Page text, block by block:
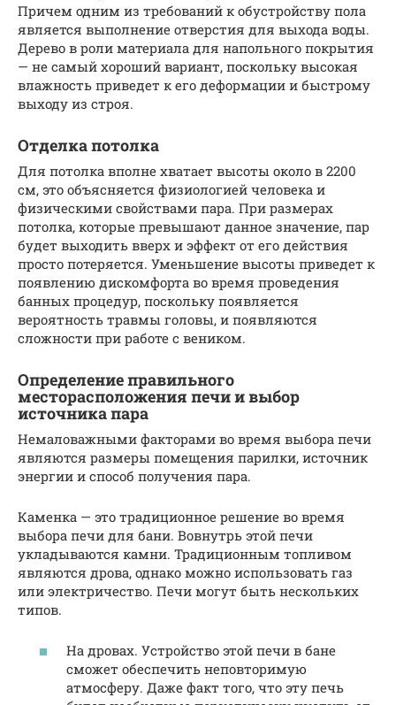
Причем одним из требований к обустройству пола
является выполнение отверстия для выхода воды.
Дерево в роли материала для напольного покрытия
— не самый хороший вариант, поскольку высокая
влажность приведет к его деформации и быстрому
выходу из строя.
Отделка потолка
Для потолка вполне хватает высоты около в 2200
см, это объясняется физиологией человека и
физическими свойствами пара. При размерах
потолка, которые превышают данное значение, пар
будет выходить вверх и эффект от его действия
просто потеряется. Уменьшение высоты приведет к
появлению дискомфорта во время проведения
банных процедур, поскольку появляется
вероятность травмы головы, и появляются
сложности при работе с веником.
Определение правильного
месторасположения печи и выбор
источника пара
Немаловажными факторами во время выбора печи
являются размеры помещения парилки, источник
энергии и способ получения пара.
Каменка — это традиционное решение во время
выбора печи для бани. Вовнутрь этой печи
укладываются камни. Традиционным топливом
являются дрова, однако можно использовать газ
или электричество. Печи могут быть нескольких
типов.
На дровах. Устройство этой печи в бане
сможет обеспечить неповторимую
атмосферу. Даже факт того, что эту печь